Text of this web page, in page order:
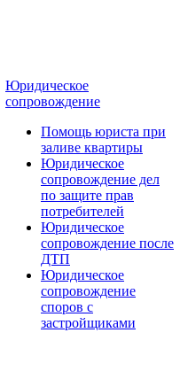
Юридическое
сопровождение
Помощь юриста при
заливе квартиры
Юридическое
сопровождение дел
по защите прав
потребителей
Юридическое
сопровождение после
ДТП
Юридическое
сопровождение
споров с
застройщиками